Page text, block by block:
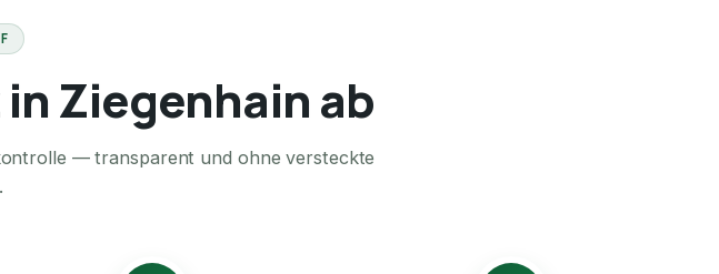
Ziegenhain ab
— transparent und ohne versteckte